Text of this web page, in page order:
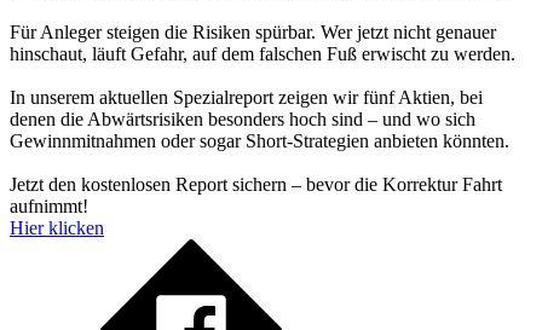
Für Anleger steigen die Risiken spürbar. Wer jetzt nicht genauer
hinschaut, läuft Gefahr, auf dem falschen Fuß erwischt zu werden.
In unserem aktuellen Spezialreport zeigen wir fünf Aktien, bei
denen die Abwärtsrisiken besonders hoch sind – und wo sich
Gewinnmitnahmen oder sogar Short-Strategien anbieten könnten.
Jetzt den kostenlosen Report sichern – bevor die Korrektur Fahrt
aufnimmt!
Hier klicken